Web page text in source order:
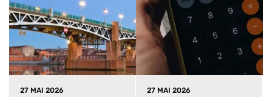
27 MAI 2026 27 MAI 2026